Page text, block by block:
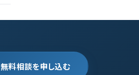
無料相談を申し込む